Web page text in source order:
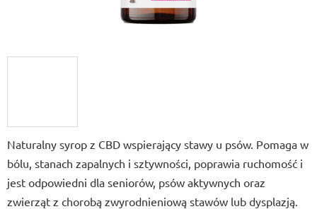
Naturalny syrop z CBD wspierający stawy u psów. Pomaga w
bólu, stanach zapalnych i sztywności, poprawia ruchomość i
jest odpowiedni dla seniorów, psów aktywnych oraz
zwierząt z chorobą zwyrodnieniową stawów lub dysplazją.